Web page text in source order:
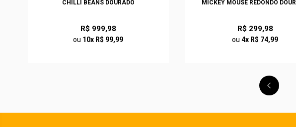
CHILLI BEANS DOURADO
R$ 999,98
ou 10x R$ 99,99
MICKEY MOUSE REDONDO
R$ 299,98
ou4x R$ 74,99